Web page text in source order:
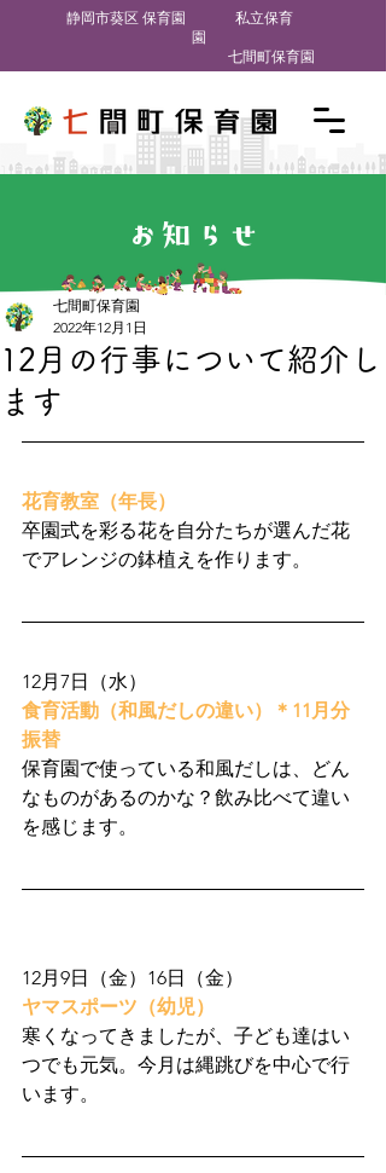
私立保育
園
七間町保育園
​静岡市葵区 保育園
お知らせ
12月の行事について紹介し
ます
七間町保育園
2022年12月1日
花育教室（年長）
卒園式を彩る花を自分たちが選んだ花
でアレンジの鉢植えを作ります。
12月7日（水）
食育活動（和風だしの違い）＊11月分
振替
保育園で使っている和風だしは、どん
なものがあるのかな？飲み比べて違い
を感じます。
12月9日（金）16日（金）
ヤマスポーツ（幼児）
寒くなってきましたが、子ども達はい
つでも元気。今月は縄跳びを中心で行
います。